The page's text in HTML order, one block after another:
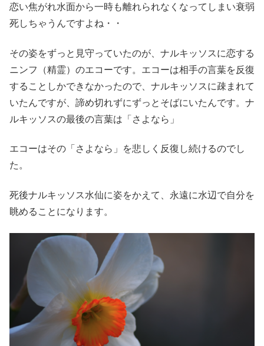
恋い焦がれ水面から一時も離れられなくなってしまい衰弱
死しちゃうんですよね・・
その姿をずっと見守っていたのが、ナルキッソスに恋する
ニンフ（精霊）のエコーです。エコーは相手の言葉を反復
することしかできなかったので、ナルキッソスに疎まれて
いたんですが、諦め切れずにずっとそばにいたんです。ナ
ルキッソスの最後の言葉は「さよなら」
エコーはその「さよなら」を悲しく反復し続けるのでし
た。
死後ナルキッソス水仙に姿をかえて、永遠に水辺で自分を
眺めることになります。